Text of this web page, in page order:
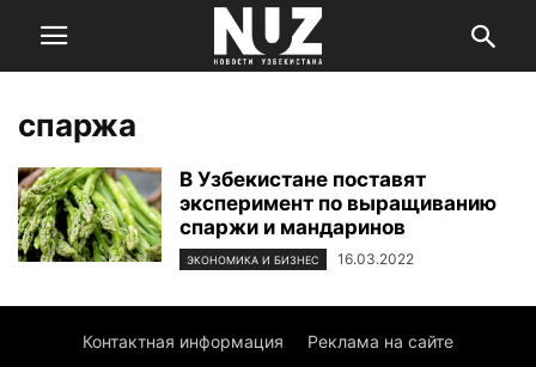
спаржа
В Узбекистане поставят
эксперимент по выращиванию
спаржи и мандаринов
ЭКОНОМИКА И БИЗНЕС 16.03.2022
Контактная информация Реклама на сайте